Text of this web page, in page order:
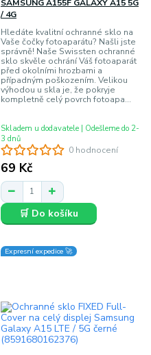
0 hodnocení
SAMSUNG A155F GALAXY A15 5G
/ 4G
Hledáte kvalitní ochranné sklo na
Vaše čočky fotoaparátu? Našli jste
správně! Naše Swissten ochranné
sklo skvěle ochrání Váš fotoaparát
před okolními hrozbami a
případným poškozením. Velikou
výhodou u skla je, že pokryje
kompletně celý povrch fotoapa...
69 Kč
Skladem u dodavatele | Odešleme do 2-
3 dnů
🛒 Do košíku
Expresní expedice 🚀